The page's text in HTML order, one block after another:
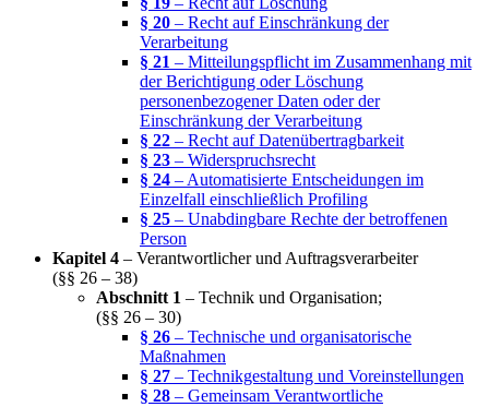
§ 20 – Recht auf Einschränkung der
Verarbeitung
§ 21 – Mitteilungspflicht im Zusammenhang mit
der Berichtigung oder Löschung
personenbezogener Daten oder der
Einschränkung der Verarbeitung
§ 22 – Recht auf Datenübertragbarkeit
§ 23 – Widerspruchsrecht
§ 24 – Automatisierte Entscheidungen im
Einzelfall einschließlich Profiling
§ 25 – Unabdingbare Rechte der betroffenen
Person
Kapitel 4 – Verantwortlicher und Auftragsverarbeiter
(§§ 26 – 38)
Abschnitt 1 – Technik und Organisation;
(§§ 26 – 30)
§ 26 – Technische und organisatorische
Maßnahmen
§ 27 – Technikgestaltung und Voreinstellungen
§ 28 – Gemeinsam Verantwortliche